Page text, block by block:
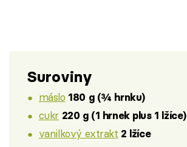
Suroviny
máslo 180 g (¾ hrnku)
cukr 220 g (1 hrnek plus 1 lžíce)
vanilkový extrakt 2 lžíce